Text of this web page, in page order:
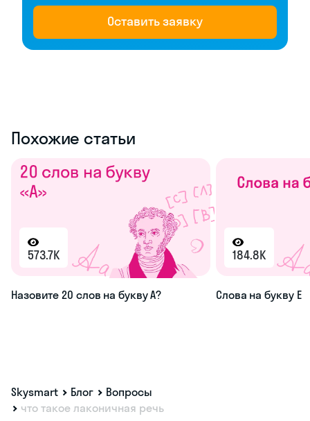
Оставить заявку
Похожие статьи
573.7K
Назовите 20 слов на букву А?
184.8K
Слова на букву Е
Skysmart Блог
Вопросы
что такое лаконичная речь